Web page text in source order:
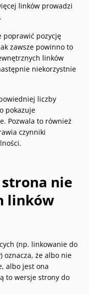
linków prowadzi
poprawić pozycję
zawsze powinno to
linków
niekorzystnie
liczby
pokazuje
Pozwala to również
czynniki
nie
linków
(np. linkowanie do
oznacza, że albo nie
albo jest ona
to wersje strony do